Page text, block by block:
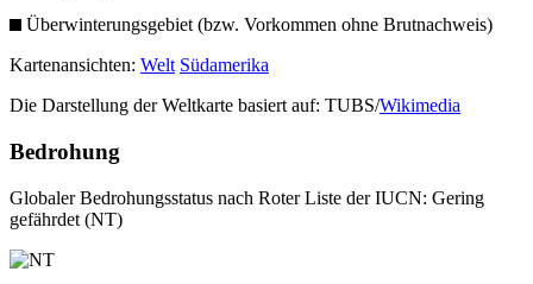
Überwinterungsgebiet (bzw. Vorkommen ohne Brutnachweis)
Kartenansichten: Welt Südamerika
Die Darstellung der Weltkarte basiert auf: TUBS/Wikimedia
Bedrohung
Globaler Bedrohungsstatus nach Roter Liste der IUCN: Gering
gefährdet (NT)